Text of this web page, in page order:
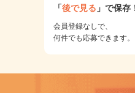
「後で見る 」で保存
会員登録なしで、
何件でも応募できます。